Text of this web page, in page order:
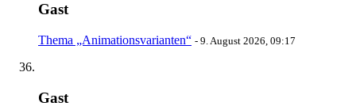
Gast
Thema „Animationsvarianten“ - 9. August 2026, 09:17
Gast